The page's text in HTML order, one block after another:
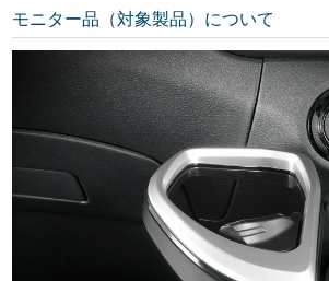
モニター品（対象製品）について